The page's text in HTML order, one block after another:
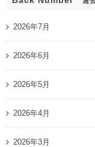
2026年7月
2026年6月
2026年5月
2026年4月
2026年3月